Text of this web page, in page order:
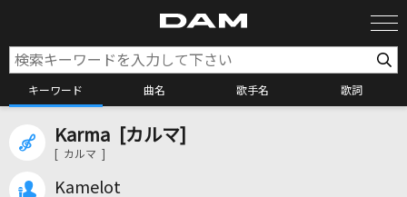
キーワード 曲名 歌手名 歌詞
カラオケ検索
Karma [カルマ]
[ カルマ ]
Kamelot